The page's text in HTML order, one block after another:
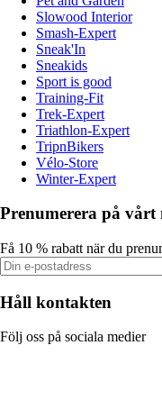
Slowood Interior
Smash-Expert
Sneak'In
Sneakids
Sport is good
Training-Fit
Trek-Expert
Triathlon-Expert
TripnBikers
Vélo-Store
Winter-Expert
Prenumerera på vårt
Få 10 % rabatt när du
Håll kontakten
Följ oss på sociala medier